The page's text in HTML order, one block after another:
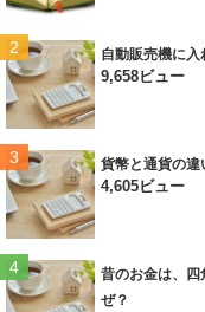
自動販売機に
9,658ビュー
貨幣と通貨の違
4,605ビュー
昔のお金は、四
ぜ？